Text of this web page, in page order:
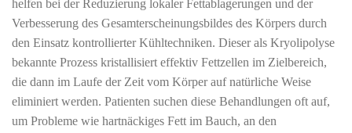
helfen bei der Reduzierung lokaler Fettablagerungen und der
Verbesserung des Gesamterscheinungsbildes des Körpers durch
den Einsatz kontrollierter Kühltechniken. Dieser als Kryolipolyse
bekannte Prozess kristallisiert effektiv Fettzellen im Zielbereich,
die dann im Laufe der Zeit vom Körper auf natürliche Weise
eliminiert werden. Patienten suchen diese Behandlungen oft auf,
um Probleme wie hartnäckiges Fett im Bauch, an den